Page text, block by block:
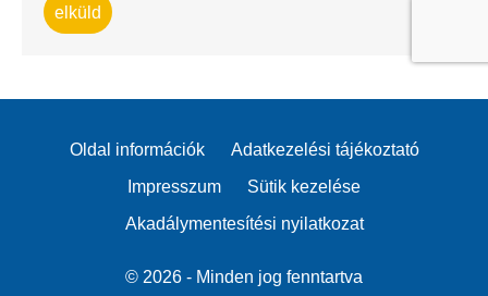
elküld
© 2026 - Minden jog fenntartva
Oldal információk
Adatkezelési tájékoztató
Impresszum
Sütik kezelése
Akadálymentesítési nyilatkozat